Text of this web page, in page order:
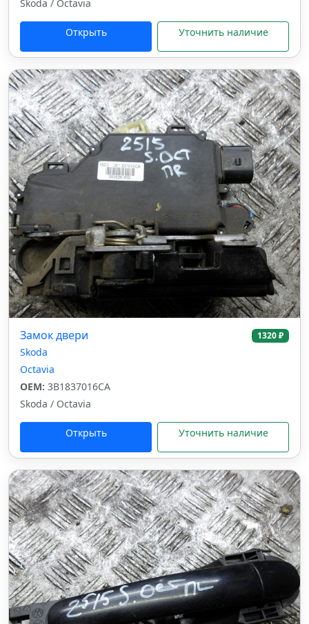
Skoda / Octavia
Открыть Уточнить наличие
Замок двери 1320 ₽
Skoda
Octavia
OEM: 3B1837016CA
Skoda / Octavia
Открыть Уточнить наличие